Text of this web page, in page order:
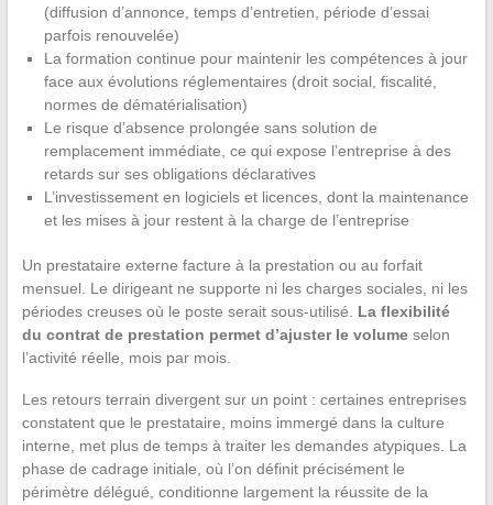
(diffusion d’annonce, temps d’entretien, période d’essai
parfois renouvelée)
La formation continue pour maintenir les compétences à jour
face aux évolutions réglementaires (droit social, fiscalité,
normes de dématérialisation)
Le risque d’absence prolongée sans solution de
remplacement immédiate, ce qui expose l’entreprise à des
retards sur ses obligations déclaratives
L’investissement en logiciels et licences, dont la maintenance
et les mises à jour restent à la charge de l’entreprise
Un prestataire externe facture à la prestation ou au forfait
mensuel. Le dirigeant ne supporte ni les charges sociales, ni les
périodes creuses où le poste serait sous-utilisé. La flexibilité
du contrat de prestation permet d’ajuster le volumeselon
l’activité réelle, mois par mois.
Les retours terrain divergent sur un point : certaines entreprises
constatent que le prestataire, moins immergé dans la culture
interne, met plus de temps à traiter les demandes atypiques. La
phase de cadrage initiale, où l’on définit précisément le
périmètre délégué, conditionne largement la réussite de la